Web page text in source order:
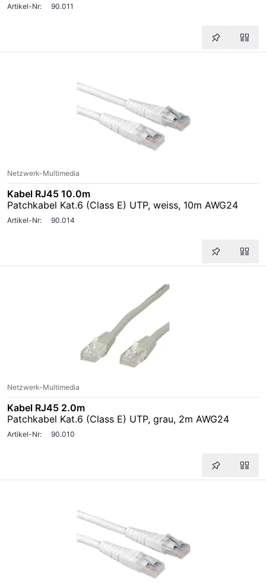
Artikel-Nr: 90.011
Netzwerk-Multimedia
Kabel RJ45 10.0m
Patchkabel Kat.6 (Class E) UTP, weiss, 10m AWG24
Artikel-Nr: 90.014
Netzwerk-Multimedia
Kabel RJ45 2.0m
Patchkabel Kat.6 (Class E) UTP, grau, 2m AWG24
Artikel-Nr: 90.010